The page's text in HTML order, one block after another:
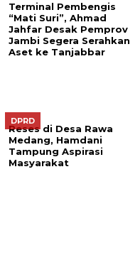
Terminal Pembengis
“Mati Suri”, Ahmad
Jahfar Desak Pemprov
Jambi Segera Serahkan
Aset ke Tanjabbar
DPRD
Reses di Desa Rawa
Medang, Hamdani
Tampung Aspirasi
Masyarakat